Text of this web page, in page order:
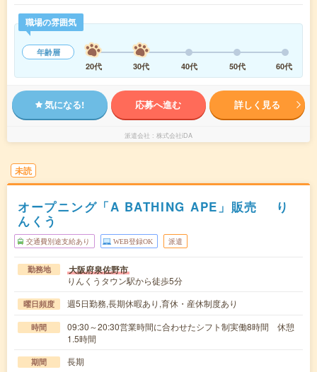
職場の雰囲気
年齢層
20代
30代 40代 50代 60代
気になる! 応募へ進む 詳しく見る
派遣会社 株式会社iDA
未読
オープニング「A BATHING APE」販売 り
んくう
交通費別途支給あり WEB登録OK 派遣
勤務地 大阪府泉佐野市
りんくうタウン駅から徒歩5分
曜日頻度 週5日勤務,長期休暇あり,育休・産休制度あり
時間
09:30～20:30営業時間に合わせたシフト制実働8時間 休憩
1.5時間
期間 長期